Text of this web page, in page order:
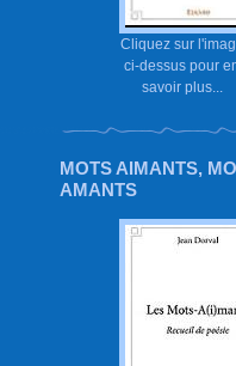
Cliquez sur
ci-dessus pour
savoir plus...
MOTS AIMANTS,
AMANTS